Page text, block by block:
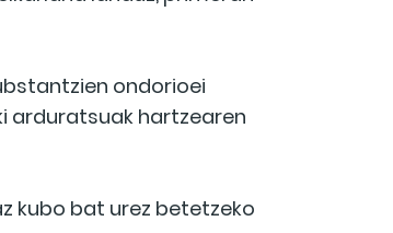
ondorioei
arduratsuak hartzearen
kubo bat urez betetzeko